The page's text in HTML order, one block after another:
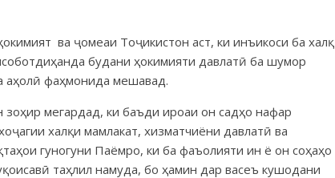
ва ҷомеаи То­ҷи­кистон аст, ки инъикоси ба халқ
будани ҳокимияти давлатӣ ба шумор
аҳолӣ фаҳмонида мешавад.
мегардад, ки баъди ироаи он садҳо нафар
халқи мамлакат, хизматчиёни давлатӣ ва
гуногуни Паёмро, ки ба фаъо­лияти ин ё он соҳаҳо
таҳлил намуда, бо ҳамин дар васеъ кушодани